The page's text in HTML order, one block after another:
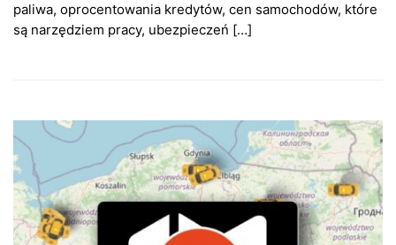
paliwa, oprocentowania kredytów, cen samochodów, które
są narzędziem pracy, ubezpieczeń […]